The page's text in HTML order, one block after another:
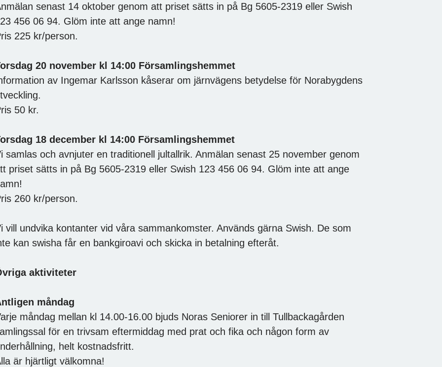
senast 14 oktober genom att priset sätts in på Bg 5605-2319 eller Swish
456 06 94. Glöm inte att ange namn!
225 kr/person.
20 november kl 14:00 Församlingshemmet
av Ingemar Karlsson kåserar om järnvägens betydelse för Norabygdens
50 kr.
18 december kl 14:00 Församlingshemmet
samlas och avnjuter en traditionell jultallrik. Anmälan senast 25 november genom
priset sätts in på Bg 5605-2319 eller Swish 123 456 06 94. Glöm inte att ange
260 kr/person.
vill undvika kontanter vid våra sammankomster. Används gärna Swish. De som
kan swisha får en bankgiroavi och skicka in betalning efteråt.
aktiviteter
måndag
måndag mellan kl 14.00-16.00 bjuds Noras Seniorer in till Tullbackagården
för en trivsam eftermiddag med prat och fika och någon form av
helt kostnadsfritt.
är hjärtligt välkomna!